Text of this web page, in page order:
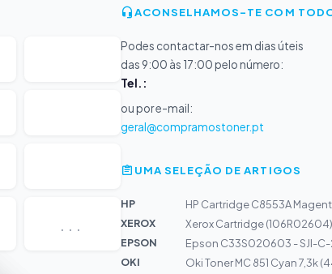
...
ACONSELHAMOS-TE COM
Podes contactar-nos em dias úteis
das 9:00 às 17:00 pelo número:
Tel.:
ou por e-mail:
geral@compramostoner.pt
UMA SELEÇÃO DE ARTIGOS
HP
HP Cartridge C8553A
XEROX
Xerox Cartridge (106R02604)
EPSON
Epson C33S020603 - SJI-
OKI
Oki Toner MC 851 Cyan 7,3k